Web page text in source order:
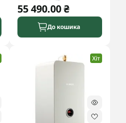
55 490.00 ₴
До кошика
Хіт